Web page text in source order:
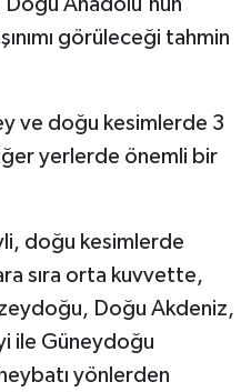
görüleceği tahmin
ve doğu kesimlerde 3
yerlerde önemli bir
doğu kesimlerde
sıra orta kuvvette,
Doğu Akdeniz,
ile Güneydoğu
yönlerden